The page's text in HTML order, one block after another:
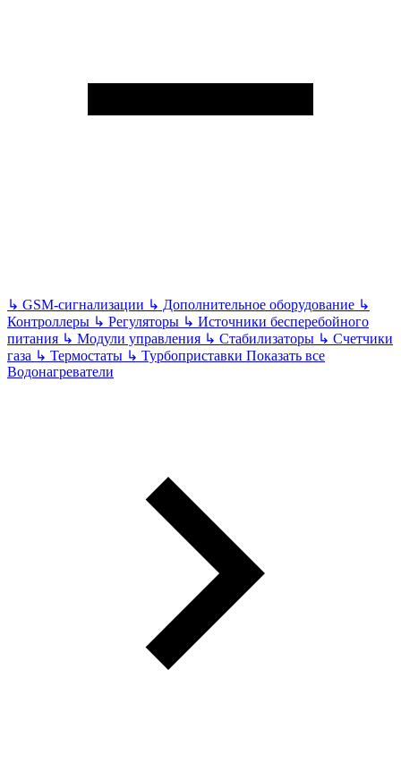
↳ GSM-сигнализации ↳ Дополнительное оборудование ↳
Контроллеры ↳ Регуляторы ↳ Источники бесперебойного
питания ↳ Модули управления ↳ Стабилизаторы ↳ Счетчики
газа ↳ Термостаты ↳ Турбоприставки Показать все
Водонагреватели